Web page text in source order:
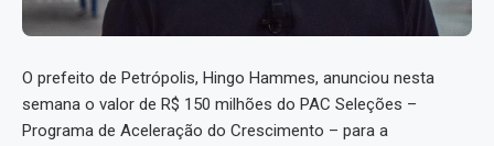
O prefeito de Petrópolis, Hingo Hammes, anunciou nesta
semana o valor de R$ 150 milhões do PAC Seleções –
Programa de Aceleração do Crescimento – para a